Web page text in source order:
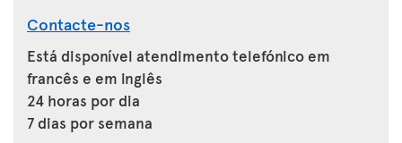
Contacte-nos
Está disponível atendimento telefónico em
francês e em inglês
24 horas por dia
7 dias por semana